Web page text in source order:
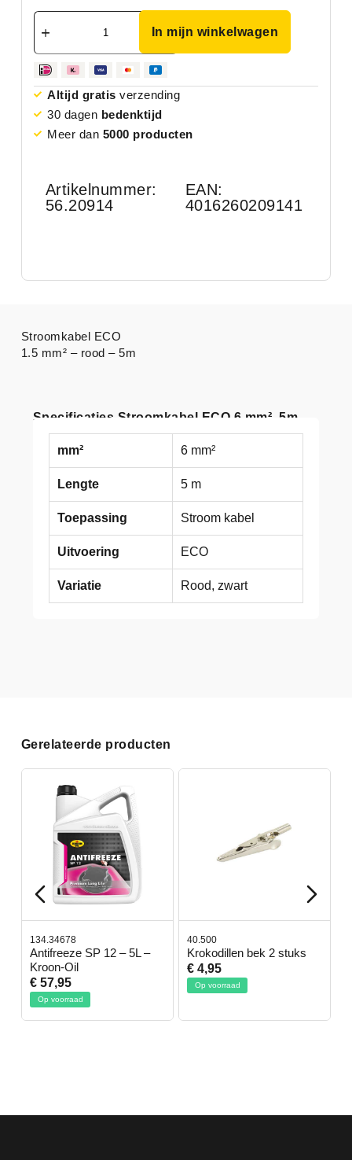
In mijn winkelwagen
Altijd gratis verzending
30 dagen bedenktijd
Meer dan 5000 producten
Artikelnummer:
56.20914
EAN:
4016260209141
Specificaties Stroomkabel ECO 6 mm², 5m
mm² 6 mm²
Lengte 5 m
Toepassing Stroom kabel
Uitvoering ECO
Variatie Rood, zwart
Stroomkabel ECO
1.5 mm² – rood – 5m
Gerelateerde producten
134.34678
Antifreeze SP 12 – 5L –
Kroon-Oil
€ 57,95
Op voorraad
40.500
Krokodillen bek 2 stuks
€ 4,95
Op voorraad